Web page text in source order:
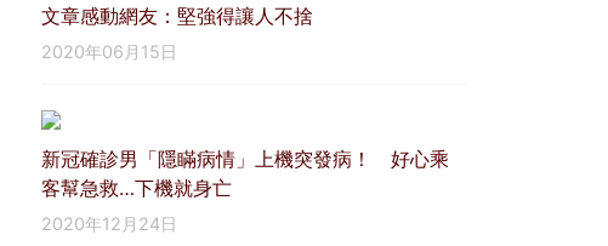
文章感動網友：堅強得讓人不捨
2020年06月15日
新冠確診男「隱瞞病情」上機突發病！ 好心乘
客幫急救…下機就身亡
2020年12月24日